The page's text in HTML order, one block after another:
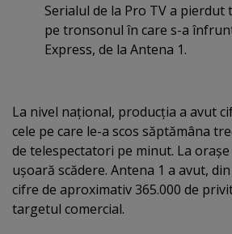
Serialul de la Pro TV a pierdut
pe tronsonul în care s-a
Express, de la Antena 1.
La nivel naţional, producţia a avut
cele pe care le-a scos săptămâna
de telespectatori pe minut. La
uşoară scădere. Antena 1 a avut,
cifre de aproximativ 365.000 de
targetul comercial.